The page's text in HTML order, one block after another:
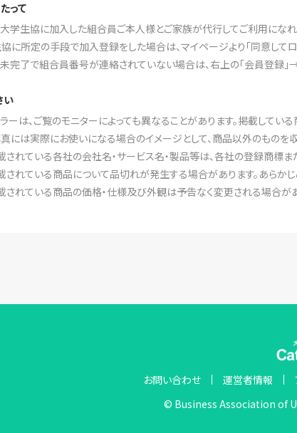
って
学生協に加入した組合員ご本人様とご家族が代行してご利用になれ
に所定の手段で加入登録をした場合は、マイページより「同意して
完了で組合員番号が連絡されていない場合は、右上の「会員登録」→
い
ーは、ご覧のモニターによっても異なることがあります。掲載してい
には実際にお使いになる場合のイメージとして、商品以外のものを
されている各社の会社名・サービス名・製品等は、各社の登録商標ま
されている商品について品切れが発生する場合があります。あらかじ
されている商品の価格・仕様及び外観は予告なく変更される場合があ
お問い合わせ 運営者情報
© Business Association of